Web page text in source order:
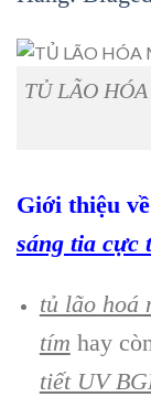
TỦ LÃO
Giới thiệu
sáng tia cực
tủ lão hoá
tím hay
tiết UV